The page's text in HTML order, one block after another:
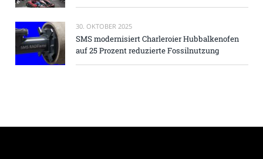
30. OKTOBER 2025
SMS modernisiert Charleroier Hubbalkenofen
auf 25 Prozent reduzierte Fossilnutzung